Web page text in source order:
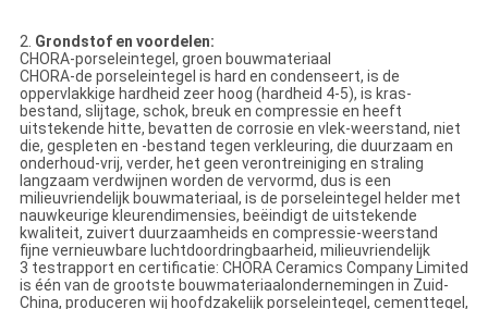
2. Grondstof en voordelen:
CHORA-porseleintegel, groen bouwmateriaal
CHORA-de porseleintegel is hard en condenseert, is de
oppervlakkige hardheid zeer hoog (hardheid 4-5), is kras-
bestand, slijtage, schok, breuk en compressie en heeft
uitstekende hitte, bevatten de corrosie en vlek-weerstand, niet
die, gespleten en -bestand tegen verkleuring, die duurzaam en
onderhoud-vrij, verder, het geen verontreiniging en straling
langzaam verdwijnen worden de vervormd, dus is een
milieuvriendelijk bouwmateriaal, is de porseleintegel helder met
nauwkeurige kleurendimensies, beëindigt de uitstekende
kwaliteit, zuivert duurzaamheids en compressie-weerstand
fijne vernieuwbare luchtdoordringbaarheid, milieuvriendelijk
3 testrapport en certificatie: CHORA Ceramics Company Limited
is één van de grootste bouwmateriaalondernemingen in Zuid-
China, produceren wij hoofdzakelijk porseleintegel, cementtegel,